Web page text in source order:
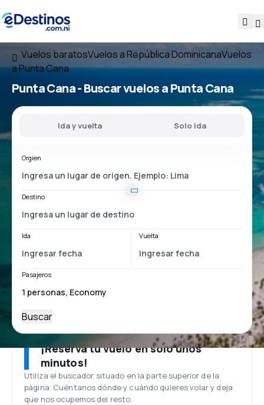
Vuelos baratosVuelos a República DominicanaVuelos
a Punta Cana
Punta Cana - Buscar vuelos a Punta Cana
Ida y vuelta Solo ida
Orgien
Destino
Ida Vuelta
Pasajeros
Buscar
¡Reserva tu vuelo en solo unos
minutos!
Utiliza el buscador situado en la parte superior de la
página. Cuéntanos dónde y cuándo quieres volar y deja
que nos ocupemos del resto.